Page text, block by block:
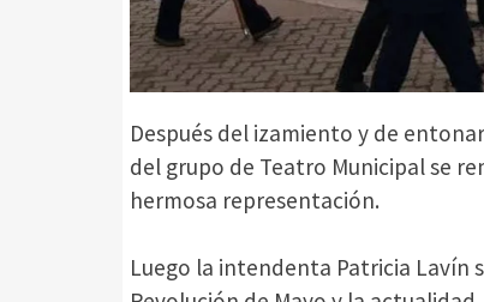
Después del izamiento y de
del grupo de Teatro Municipal se
hermosa representación.
Luego la intendenta Patricia Lavín